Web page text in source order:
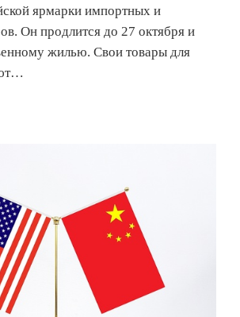
ярмарки импортных и
Он продлится до 27 октября и
жилью. Свои товары для